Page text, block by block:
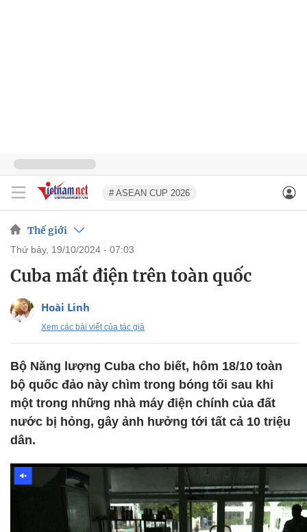
# ASEAN CUP 2026
Thế giới
thứ bảy, 19/10/2024 - 07:03
Cuba mất điện trên toàn quốc
Hoài Linh
Xem các bài viết của tác giả
Bộ Năng lượng Cuba cho biết, hôm 18/10 toàn
bộ quốc đảo này chìm trong bóng tối sau khi
một trong những nhà máy điện chính của đất
nước bị hỏng, gây ảnh hưởng tới tất cả 10 triệu
dân.